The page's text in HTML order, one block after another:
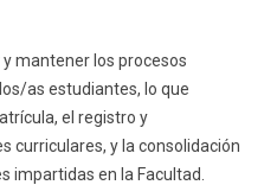
Egresados
mantener los procesos
as estudiantes, lo que
el registro y
curriculares, y la consolidación
impartidas en la Facultad.